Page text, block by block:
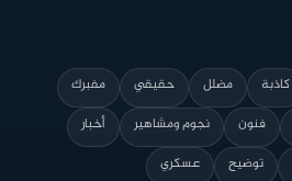
كاذبة مضلل حقيقي
مفبرك
فنون نجوم ومشاهير
أخبار
توضيح
عسكري